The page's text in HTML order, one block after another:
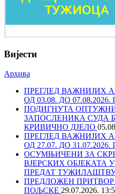
Вијести
Архива
ПРЕГЛЕД ВАЖНИЈИХ
ОД 03.08. ДО
ПОДИГНУТА
ЗАПОСЛЕНИКА СУДА
КРИВИЧНО ДЈЕЛО
ПРЕГЛЕД ВАЖНИЈИХ
ОД 27.07. ДО
ОСУМЊИЧЕНИ ЗА
ВЈЕРСКИХ ОБЈЕКАТА
ПРЕДАТ
ПРЕДЛОЖЕН
ПОЉСКЕ 29.07.2026.